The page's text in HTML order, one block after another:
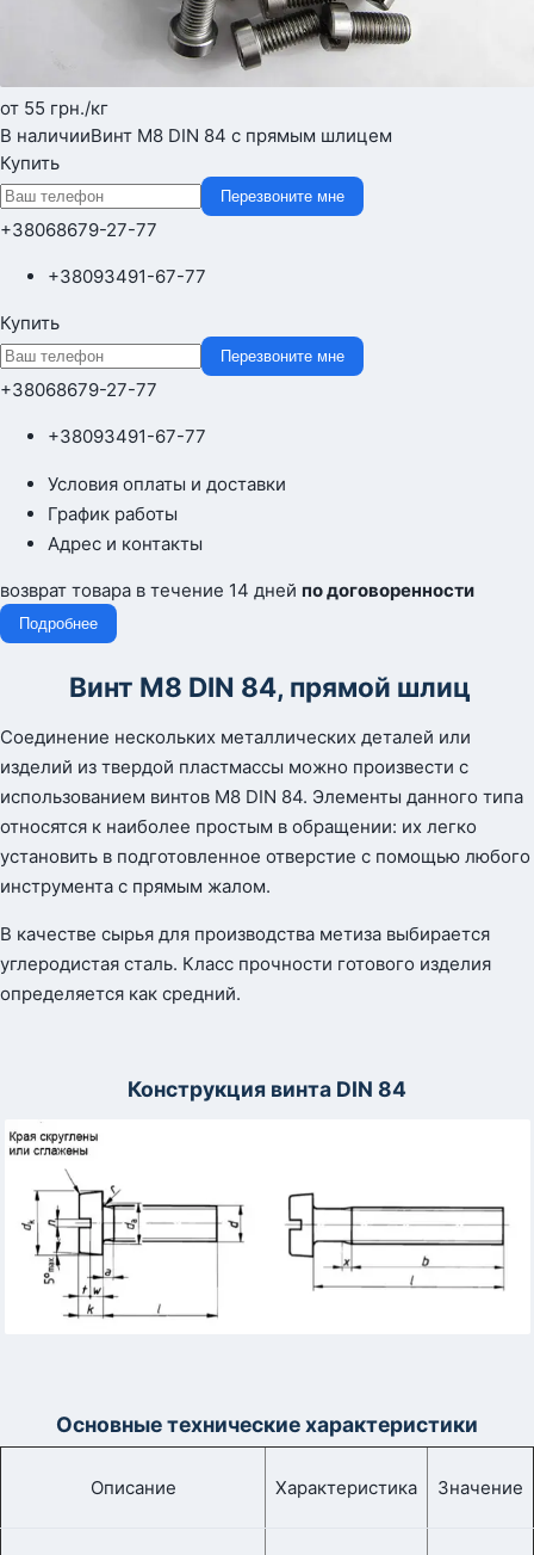
от 55 грн./кг
В наличииВинт М8 DIN 84 с прямым шлицем
Купить
Перезвоните мне
+38068679-27-77
+38093491-67-77
Купить
Перезвоните мне
+38068679-27-77
+38093491-67-77
Условия оплаты и доставки
График работы
Адрес и контакты
возврат товара в течение 14 дней по договоренности
Подробнее
Винт М8 DIN 84, прямой шлиц
Соединение нескольких металлических деталей или
изделий из твердой пластмассы можно произвести с
использованием винтов М8 DIN 84. Элементы данного типа
относятся к наиболее простым в обращении: их легко
установить в подготовленное отверстие с помощью любого
инструмента с прямым жалом.
В качестве сырья для производства метиза выбирается
углеродистая сталь. Класс прочности готового изделия
определяется как средний.
Конструкция винта DIN 84
Основные технические характеристики
Описание Характеристика Значение